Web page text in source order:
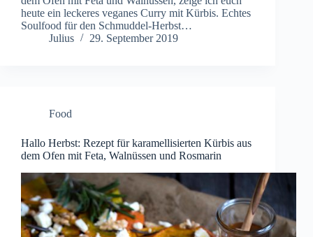
heute ein leckeres veganes Curry mit Kürbis. Echtes
Soulfood für den Schmuddel-Herbst…
Julius
29. September 2019
Food
Hallo Herbst: Rezept für karamellisierten Kürbis aus
dem Ofen mit Feta, Walnüssen und Rosmarin